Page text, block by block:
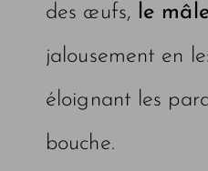
des œufs, le
jalousement en
éloignant les
bouche.